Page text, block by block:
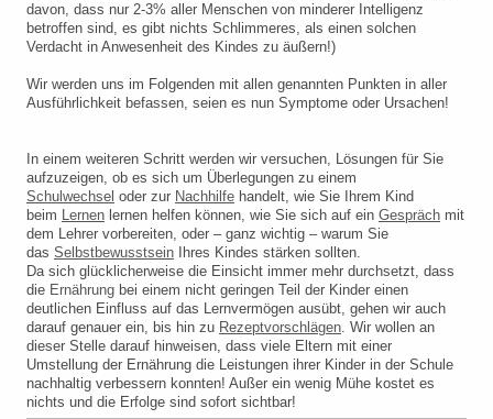
davon, dass nur 2-3% aller Menschen von minderer Intelligenz
betroffen sind, es gibt nichts Schlimmeres, als einen solchen
Verdacht in Anwesenheit des Kindes zu äußern!)
Wir werden uns im Folgenden mit allen genannten Punkten in aller
Ausführlichkeit befassen, seien es nun Symptome oder Ursachen!
In einem weiteren Schritt werden wir versuchen, Lösungen für Sie
aufzuzeigen, ob es sich um Überlegungen zu einem
Schulwechsel oder zur Nachhilfe handelt, wie Sie Ihrem Kind
beim Lernen lernen helfen können, wie Sie sich auf ein Gespräch mit
dem Lehrer vorbereiten, oder – ganz wichtig – warum Sie
das Selbstbewusstsein Ihres Kindes stärken sollten.
Da sich glücklicherweise die Einsicht immer mehr durchsetzt, dass
die Ernährung bei einem nicht geringen Teil der Kinder einen
deutlichen Einfluss auf das Lernvermögen ausübt, gehen wir auch
darauf genauer ein, bis hin zu Rezeptvorschlägen. Wir wollen an
dieser Stelle darauf hinweisen, dass viele Eltern mit einer
Umstellung der Ernährung die Leistungen ihrer Kinder in der Schule
nachhaltig verbessern konnten! Außer ein wenig Mühe kostet es
nichts und die Erfolge sind sofort sichtbar!